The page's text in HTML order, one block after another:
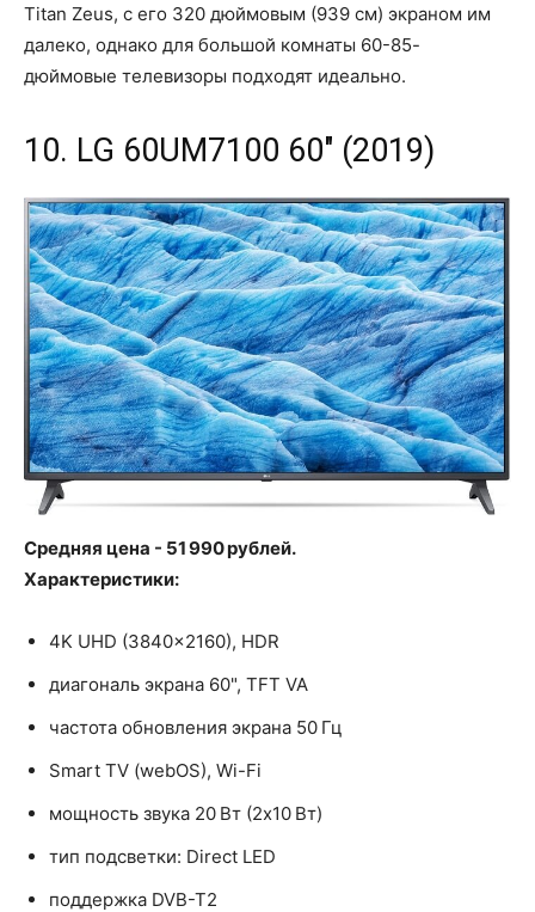
Titan Zeus, с его 320 дюймовым (939 см) экраном им
далеко, однако для большой комнаты 60-85-
дюймовые телевизоры подходят идеально.
10. LG 60UM7100 60" (2019)
Средняя цена - 51 990 рублей.
Характеристики:
4K UHD (3840x2160), HDR
диагональ экрана 60", TFT VA
частота обновления экрана 50 Гц
Smart TV (webOS), Wi-Fi
мощность звука 20 Вт (2х10 Вт)
тип подсветки: Direct LED
поддержка DVB-T2